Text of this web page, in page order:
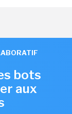
bots
aux